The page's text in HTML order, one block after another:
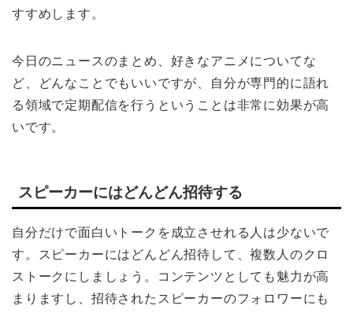
すすめします。
今日のニュースのまとめ、好きなアニメについてな
ど、どんなことでもいいですが、自分が専門的に語れ
る領域で定期配信を行うということは非常に効果が高
いです。
スピーカーにはどんどん招待する
自分だけで面白いトークを成立させれる人は少ないで
す。スピーカーにはどんどん招待して、複数人のクロ
ストークにしましょう。コンテンツとしても魅力が高
まりますし、招待されたスピーカーのフォロワーにも